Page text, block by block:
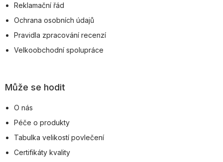
Reklamační řád
Ochrana osobních údajů
Pravidla zpracování recenzí
Velkoobchodní spolupráce
Může se hodit
O nás
Péče o produkty
Tabulka velikostí povlečení
Certifikáty kvality